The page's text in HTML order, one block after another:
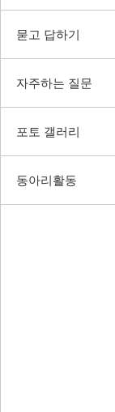
묻고 답하기
자주하는 질문
포토 갤러리
동아리활동